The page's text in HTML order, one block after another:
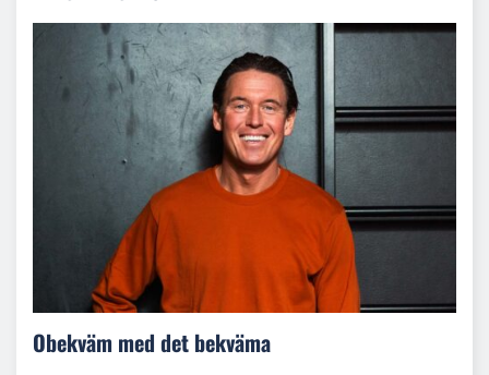
Obekväm med det bekväma